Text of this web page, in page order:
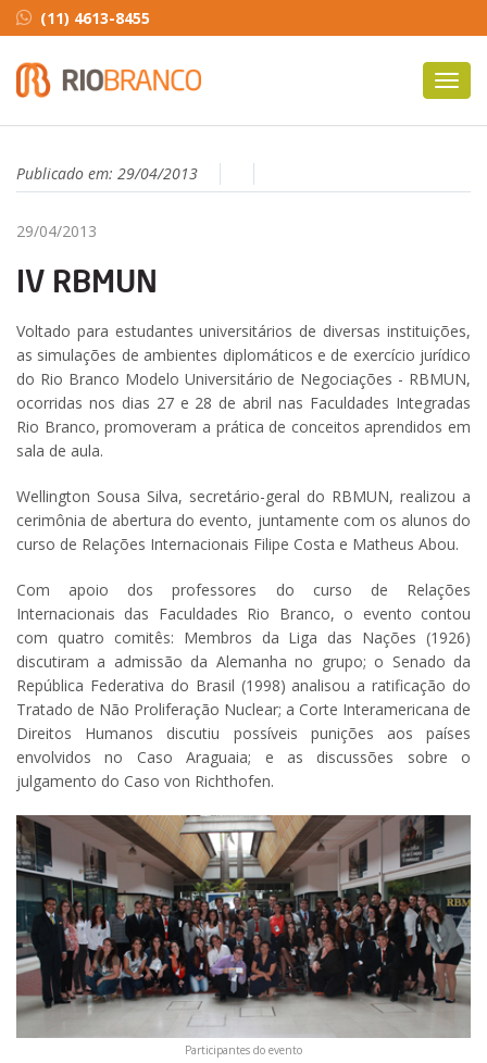
(11) 4613-8455
Publicado em: 29/04/2013
29/04/2013
IV RBMUN
Voltado para estudantes universitários de diversas instituições,
as simulações de ambientes diplomáticos e de exercício jurídico
do Rio Branco Modelo Universitário de Negociações - RBMUN,
ocorridas nos dias 27 e 28 de abril nas Faculdades Integradas
Rio Branco, promoveram a prática de conceitos aprendidos em
sala de aula.
Wellington Sousa Silva, secretário-geral do RBMUN, realizou a
cerimônia de abertura do evento, juntamente com os alunos do
curso de Relações Internacionais Filipe Costa e Matheus Abou.
Com apoio dos professores do curso de Relações
Internacionais das Faculdades Rio Branco, o evento contou
com quatro comitês: Membros da Liga das Nações (1926)
discutiram a admissão da Alemanha no grupo; o Senado da
República Federativa do Brasil (1998) analisou a ratificação do
Tratado de Não Proliferação Nuclear; a Corte Interamericana de
Direitos Humanos discutiu possíveis punições aos países
envolvidos no Caso Araguaia; e as discussões sobre o
julgamento do Caso von Richthofen.
Participantes do evento